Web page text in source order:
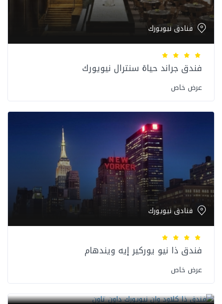
فنادق نيويورك
فندق جراند حياة سنترال نيويورك
عرض خاص
فنادق نيويورك
فندق ذا نيو يوركير إيه ويندهام
عرض خاص